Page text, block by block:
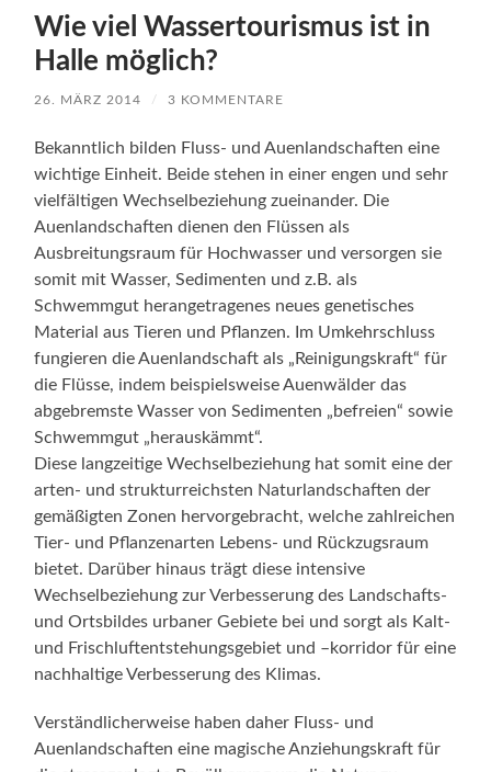
Wie viel Wassertourismus ist in
Halle möglich?
26. MÄRZ 2014 / 3 KOMMENTARE
Bekanntlich bilden Fluss- und Auenlandschaften eine
wichtige Einheit. Beide stehen in einer engen und sehr
vielfältigen Wechselbeziehung zueinander. Die
Auenlandschaften dienen den Flüssen als
Ausbreitungsraum für Hochwasser und versorgen sie
somit mit Wasser, Sedimenten und z.B. als
Schwemmgut herangetragenes neues genetisches
Material aus Tieren und Pflanzen. Im Umkehrschluss
fungieren die Auenlandschaft als „Reinigungskraft“ für
die Flüsse, indem beispielsweise Auenwälder das
abgebremste Wasser von Sedimenten „befreien“ sowie
Schwemmgut „herauskämmt“.
Diese langzeitige Wechselbeziehung hat somit eine der
arten- und strukturreichsten Naturlandschaften der
gemäßigten Zonen hervorgebracht, welche zahlreichen
Tier- und Pflanzenarten Lebens- und Rückzugsraum
bietet. Darüber hinaus trägt diese intensive
Wechselbeziehung zur Verbesserung des Landschafts-
und Ortsbildes urbaner Gebiete bei und sorgt als Kalt-
und Frischluftentstehungsgebiet und –korridor für eine
nachhaltige Verbesserung des Klimas.
Verständlicherweise haben daher Fluss- und
Auenlandschaften eine magische Anziehungskraft für